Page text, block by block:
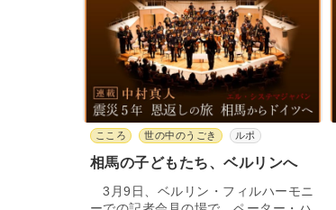
こころ 世の中のうごき ルポ
相馬の子どもたち、ベルリンへ
3月9日、ベルリン・フィルハーモニ